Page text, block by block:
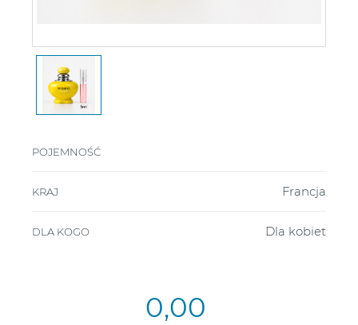
POJEMNOŚĆ
KRAJ Francja
DLA KOGO Dla kobiet
0,00